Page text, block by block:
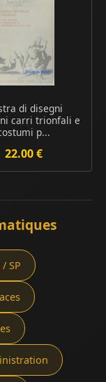
di disegni
carri trionfali e
p...
22.00 €
SP